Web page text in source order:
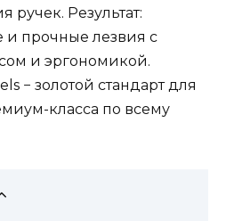
ручек. Результат:
и прочные лезвия с
и эргономикой.
− золотой стандарт для
класса по всему